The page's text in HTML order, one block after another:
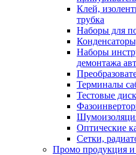
Клей,
трубка
Наборы для
Наборы
демонтажа
Терминалы
Тестовые
Оптические
Сетки,
Промо продукция и